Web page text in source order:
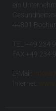
ein
44801
TEL +49 234
FAX +49 234
E-Mail:
Internet: